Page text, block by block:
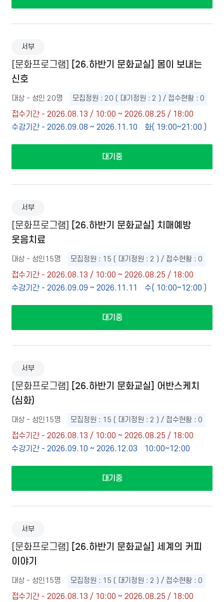
서부
[문화프로그램]
[26.하반기 문화교실] 몸이 보내는
신호
대상 - 성인 20명 모집정원 : 20 ( 대기정원 : 2 ) / 접수현황 : 0
접수기간 - 2026.08.13 / 10:00 ~ 2026.08.25 / 18:00
수강기간 - 2026.09.08 ~ 2026.11.10
화( 19:00~21:00 )
대기중
서부
[문화프로그램]
[26.하반기 문화교실] 치매예방
웃음치료
대상 - 성인15명 모집정원 : 15 ( 대기정원 : 2 ) / 접수현황 : 0
접수기간 - 2026.08.13 / 10:00 ~ 2026.08.25 / 18:00
수강기간 - 2026.09.09 ~ 2026.11.11
수( 10:00~12:00 )
대기중
서부
[문화프로그램]
[26.하반기 문화교실] 어반스케치
(심화)
대상 - 성인15명 모집정원 : 15 ( 대기정원 : 2 ) / 접수현황 : 0
접수기간 - 2026.08.13 / 10:00 ~ 2026.08.25 / 18:00
수강기간 - 2026.09.10 ~ 2026.12.03
10:00~12:00
대기중
서부
[문화프로그램]
[26.하반기 문화교실] 세계의 커피
이야기
대상 - 성인15명 모집정원 : 15 ( 대기정원 : 2 ) / 접수현황 : 0
접수기간 - 2026.08.13 / 10:00 ~ 2026.08.25 / 18:00